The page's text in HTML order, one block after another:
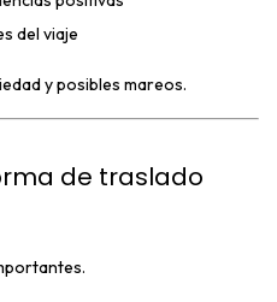
del viaje
y posibles mareos.
de traslado